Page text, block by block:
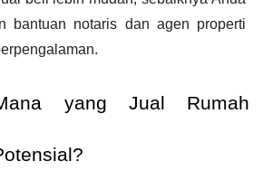
bantuan notaris dan agen properti
yang Jual Rumah